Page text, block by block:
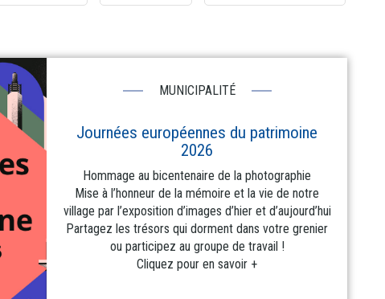
MUNICIPALITÉ
Journées européennes du patrimoine
2026
Hommage au bicentenaire de la photographie
Mise à l’honneur de la mémoire et la vie de notre
village par l’exposition d’images d’hier et d’aujourd’hui
Partagez les trésors qui dorment dans votre grenier
ou participez au groupe de travail !
Cliquez pour en savoir +